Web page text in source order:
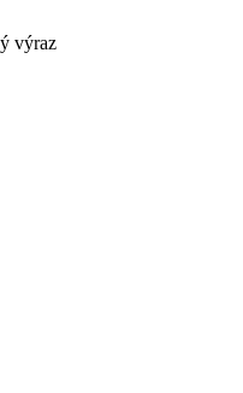
výraz